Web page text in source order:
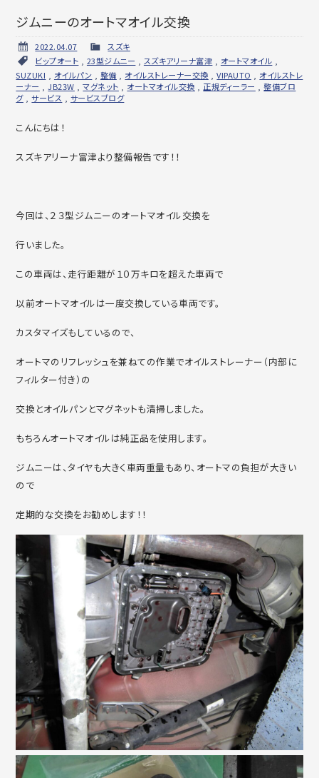
ジムニーのオートマオイル交換
2022.04.07
スズキ
ビップオート , 23型ジムニー , スズキアリーナ富津 , オートマオイル ,
SUZUKI , オイルパン , 整備 , オイルストレーナー交換 ,VIPAUTO , オイルストレ
ーナー ,JB23W ,マグネット , オートマオイル交換 ,正規ディーラー ,整備ブロ
グ,サービス , サービスブログ
こんにちは！
スズキアリーナ富津より整備報告です！！
今回は、２３型ジムニーのオートマオイル交換を
行いました。
この車両は、走行距離が１０万キロを超えた車両で
以前オートマオイルは一度交換している車両です。
カスタマイズもしているので、
オートマのリフレッシュを兼ねての作業でオイルストレーナー（内部に
フィルター付き）の
交換とオイルパンとマグネットも清掃しました。
もちろんオートマオイルは純正品を使用します。
ジムニーは、タイヤも大きく車両重量もあり、オートマの負担が大きい
ので
定期的な交換をお勧めします！！